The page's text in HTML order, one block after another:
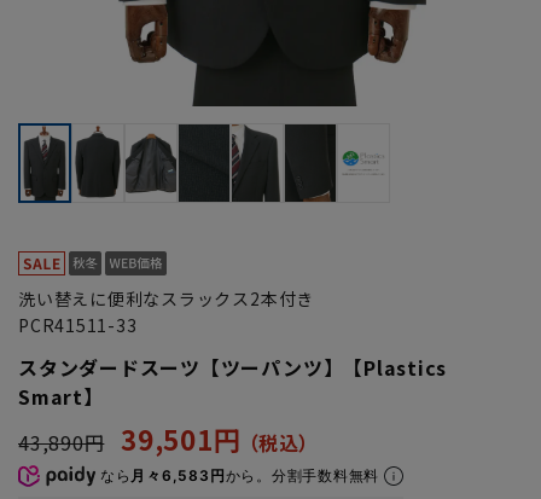
洗い替えに便利なスラックス2本付き
PCR41511-33
スタンダードスーツ【ツーパンツ】【Plastics
Smart】
43,890円 39,501円
なら 月々6,583円から。分割手数料無料